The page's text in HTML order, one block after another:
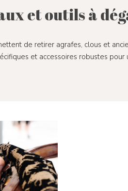
et outils à
de retirer agrafes, clous et
et accessoires robustes pour